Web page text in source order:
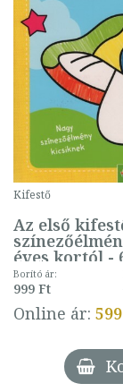
Kifestő
Az első
éves kortól -
mintával
Borító ár:
999 Ft
Online ár: